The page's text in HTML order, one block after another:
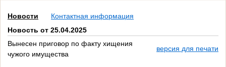
Новости
Контактная информация
Новость от 25.04.2025
Вынесен приговор по факту хищения
чужого имущества
версия для печати